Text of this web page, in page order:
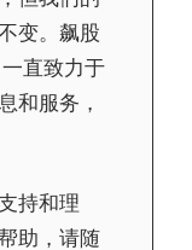
变。飙股
直致力于
和服务，
持和理
助，请随